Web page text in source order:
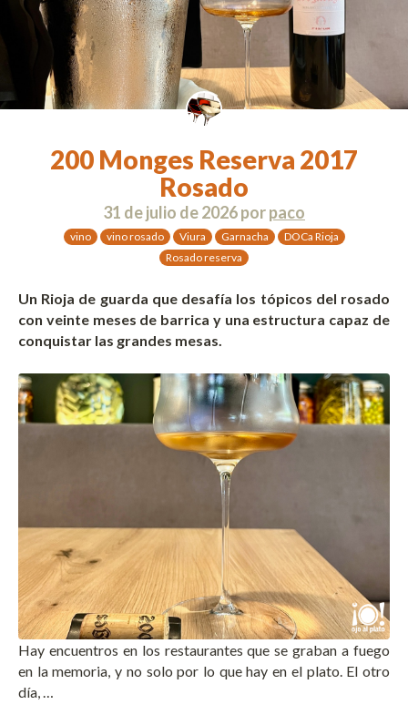
200 Monges Reserva 2017
Rosado
31 de julio de 2026porpaco
vino vino rosado Viura Garnacha
DOCa Rioja
Rosado reserva
Un Rioja de guarda que desafía los tópicos del rosado
con veinte meses de barrica y una estructura capaz de
conquistar las grandes mesas.
Hay encuentros en los restaurantes que se graban a fuego
en la memoria, y no solo por lo que hay en el plato. El otro
día, …